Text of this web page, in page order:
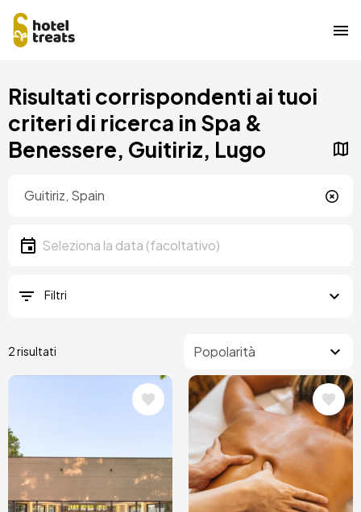
contenuto
principale
Risultati corrispondenti ai tuoi
criteri di ricerca in Spa &
Benessere, Guitiriz, Lugo
Data
Seleziona la data
Filtri
2 risultati
Immagine